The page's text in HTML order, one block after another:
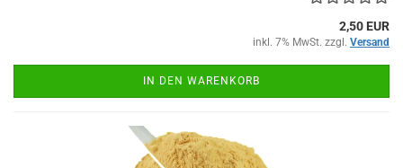
2,50 EUR
inkl. 7% MwSt. zzgl. Versand
IN DEN WARENKORB